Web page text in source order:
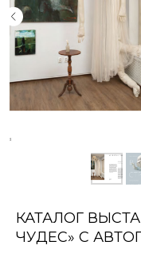
КАТАЛОГ
ЧУДЕС» С